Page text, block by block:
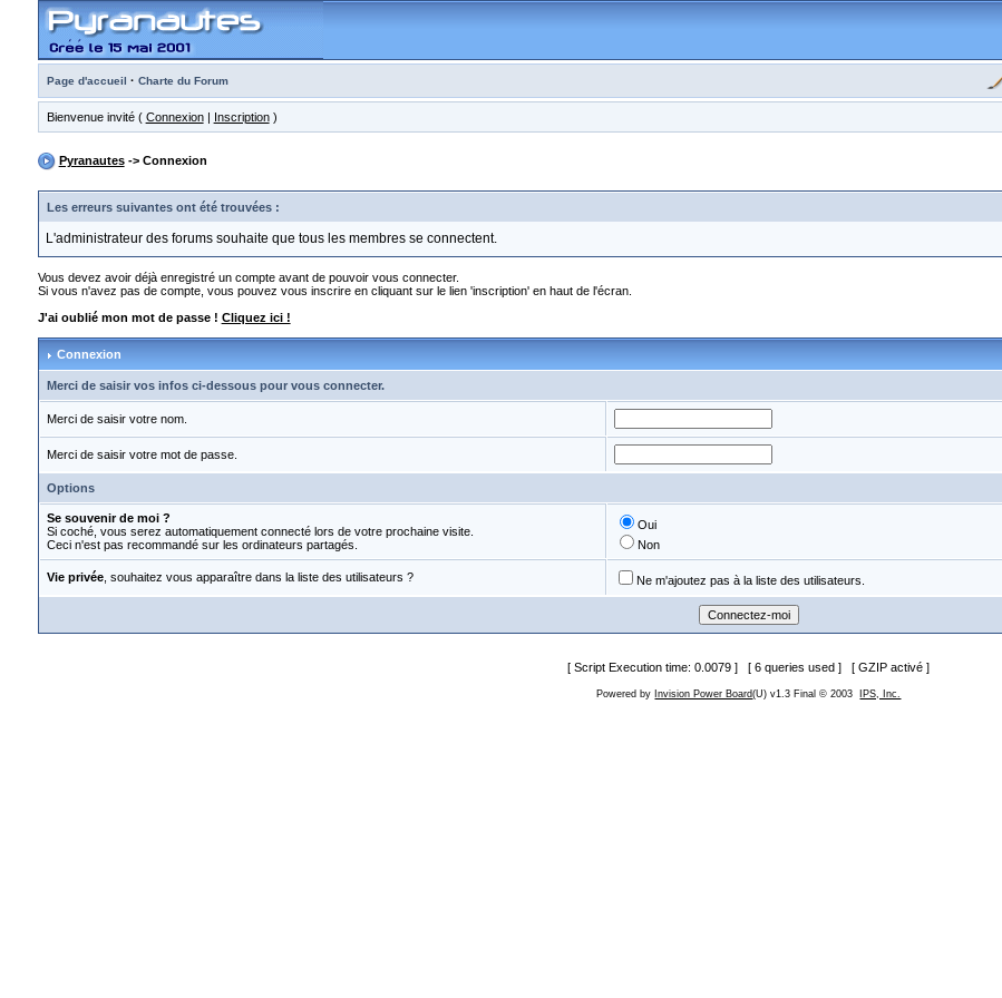
Page d'accueil · Charte du Forum
Bienvenue invité ( Connexion| Inscription)
Pyranautes-> Connexion
Les erreurs suivantes ont été trouvées :
L'administrateur des forums souhaite que tous les membres se connectent.
Vous devez avoir déjà enregistré un compte avant de pouvoir vous connecter.
Si vous n'avez pas de compte, vous pouvez vous inscrire en cliquant sur le lien 'inscription' en haut de l'écran.
J'ai oublié mon mot de passe ! Cliquez ici !
Connexion
Merci de saisir vos infos ci-dessous pour vous connecter.
Merci de saisir votre nom.
Merci de saisir votre mot de passe.
Options
Se souvenir de moi ?
Si coché, vous serez automatiquement connecté lors de votre prochaine visite.
Ceci n'est pas recommandé sur les ordinateurs partagés.
Oui
Non
Vie privée, souhaitez vous apparaître dans la liste des utilisateurs ? Ne m'ajoutez pas à la liste des utilisateurs.
[ Script Execution time: 0.0079 ] [ 6 queries used ] [ GZIP activé ]
Powered by Invision Power Board(U) v1.3 Final © 2003 IPS, Inc.